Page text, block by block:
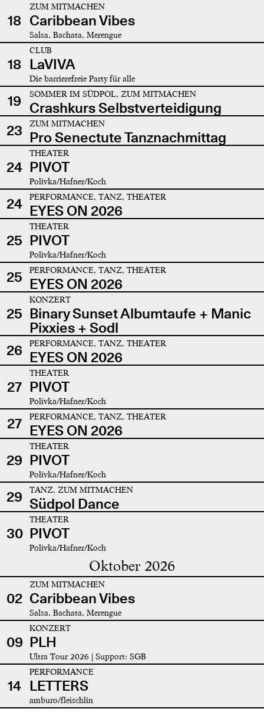
18
ZUM MITMACHEN
Caribbean Vibes
Salsa, Bachata, Merengue
18
CLUB
LaVIVA
Die barrierefreie Party für alle
19 SOMMER IM SÜDPOL, ZUM MITMACHEN
Crashkurs Selbstverteidigung
23
ZUM MITMACHEN
Pro Senectute Tanznachmittag
24
THEATER
PIVOT
Polivka/Hafner/Koch
24 PERFORMANCE, TANZ, THEATER
EYES ON 2026
25
THEATER
PIVOT
Polivka/Hafner/Koch
25 PERFORMANCE, TANZ, THEATER
EYES ON 2026
25
KONZERT
Binary Sunset Albumtaufe + Manic
Pixxies + Sodl
26
PERFORMANCE, TANZ, THEATER
EYES ON 2026
27
THEATER
PIVOT
Polivka/Hafner/Koch
27 PERFORMANCE, TANZ, THEATER
EYES ON 2026
29
THEATER
PIVOT
Polivka/Hafner/Koch
29 TANZ, ZUM MITMACHEN
Südpol Dance
30
THEATER
PIVOT
Polivka/Hafner/Koch
Oktober 2026
02
ZUM MITMACHEN
Caribbean Vibes
Salsa, Bachata, Merengue
09
KONZERT
PLH
Ultra Tour 2026 | Support: SGB
14
PERFORMANCE
LETTERS
amburo/fleischlin